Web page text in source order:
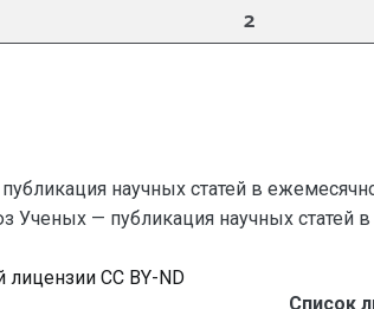
2
научных статей в
Ученых — публикация научных статей
лицензии CC BY-ND
Список